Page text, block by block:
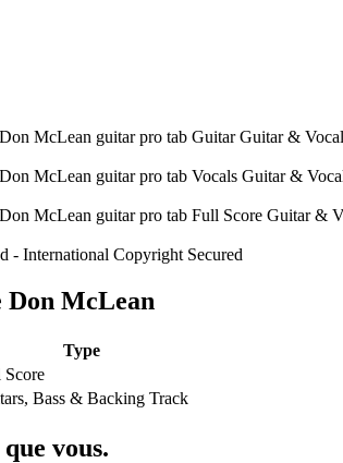
- International Copyright Secured
Don McLean
Type
Score
Bass & Backing Track
vous.